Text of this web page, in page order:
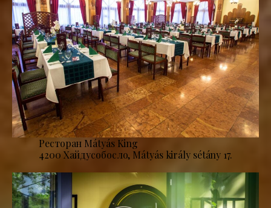
Ресторан Mátyás King
4200 Хайдусобосло, Mátyás király sétány 17.